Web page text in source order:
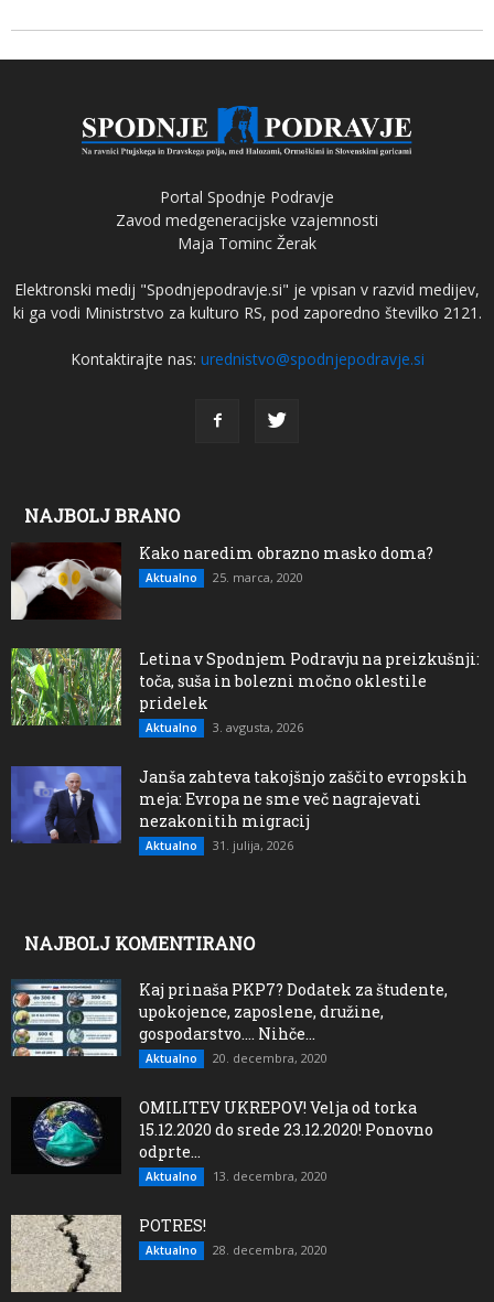
Portal Spodnje Podravje
Zavod medgeneracijske vzajemnosti
Maja Tominc Žerak
Elektronski medij "Spodnjepodravje.si" je vpisan v razvid medijev,
ki ga vodi Ministrstvo za kulturo RS, pod zaporedno številko 2121.
Kontaktirajte nas: urednistvo@spodnjepodravje.si
NAJBOLJ BRANO
Kako naredim obrazno masko doma?
Aktualno 25. marca, 2020
Letina v Spodnjem Podravju na preizkušnji:
toča, suša in bolezni močno oklestile
pridelek
Aktualno 3. avgusta, 2026
Janša zahteva takojšnjo zaščito evropskih
meja: Evropa ne sme več nagrajevati
nezakonitih migracij
Aktualno 31. julija, 2026
NAJBOLJ KOMENTIRANO
Kaj prinaša PKP7? Dodatek za študente,
upokojence, zaposlene, družine,
gospodarstvo…. Nihče...
Aktualno 20. decembra, 2020
OMILITEV UKREPOV! Velja od torka
15.12.2020 do srede 23.12.2020! Ponovno
odprte...
Aktualno 13. decembra, 2020
POTRES!
Aktualno 28. decembra, 2020